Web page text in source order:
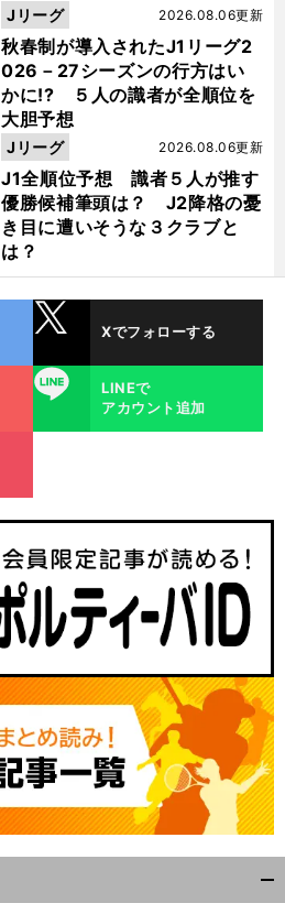
秋春制が導入されたJ1リーグ2
026－27シーズンの行方はい
かに!? ５人の識者が全順位を
大胆予想
2026.08.06更新
Jリーグ
J1全順位予想 識者５人が推す
優勝候補筆頭は？ J2降格の憂
き目に遭いそうな３クラブと
は？
2026.08.06更新
Jリーグ
Xでフォローする
LINE
LINEで
アカウント追加